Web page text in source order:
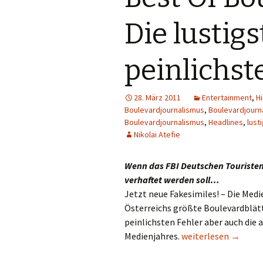
Sendungen
Pro7
Puls 4
RTL
RTL 2
Sat.1
F
G
H
I
L
N
Die
28. März 2011 Entertainment,
Boulevardjournalismus,
Boulevardjournalismus, Headlines,
Nikolai Atefie
Wenn das FBI Deutschen
verhaftet werden soll…
Jetzt neue Fakesimiles! – Die
Österreichs größte
peinlichsten Fehler aber auch die
Medienjahres. Best Of Boulevard
weiterlesen →